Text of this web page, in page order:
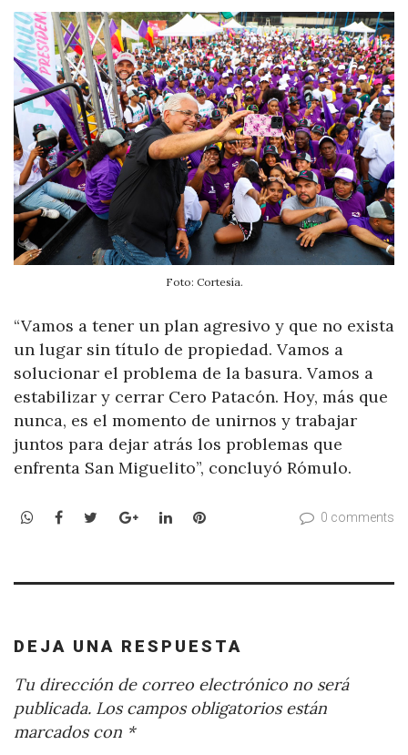
Foto: Cortesía.
“Vamos a tener un plan agresivo y que no exista
un lugar sin título de propiedad. Vamos a
solucionar el problema de la basura. Vamos a
estabilizar y cerrar Cero Patacón. Hoy, más que
nunca, es el momento de unirnos y trabajar
juntos para dejar atrás los problemas que
enfrenta San Miguelito”, concluyó Rómulo.
WhatsApp
Facebook
TwitterGoogle+LinkedInPinterest 0 comments
DEJA UNA RESPUESTA
Tu dirección de correo electrónico no será
publicada. Los campos obligatorios están
marcados con *